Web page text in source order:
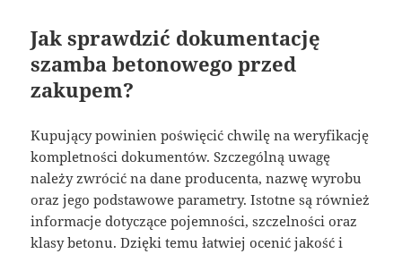
Jak sprawdzić dokumentację
szamba betonowego przed
zakupem?
Kupujący powinien poświęcić chwilę na weryfikację
kompletności dokumentów. Szczególną uwagę
należy zwrócić na dane producenta, nazwę wyrobu
oraz jego podstawowe parametry. Istotne są również
informacje dotyczące pojemności, szczelności oraz
klasy betonu. Dzięki temu łatwiej ocenić jakość i